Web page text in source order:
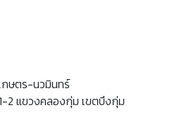
ษตร-นวมินทร์
แขวงคลองกุ่ม เขตบึงกุ่ม